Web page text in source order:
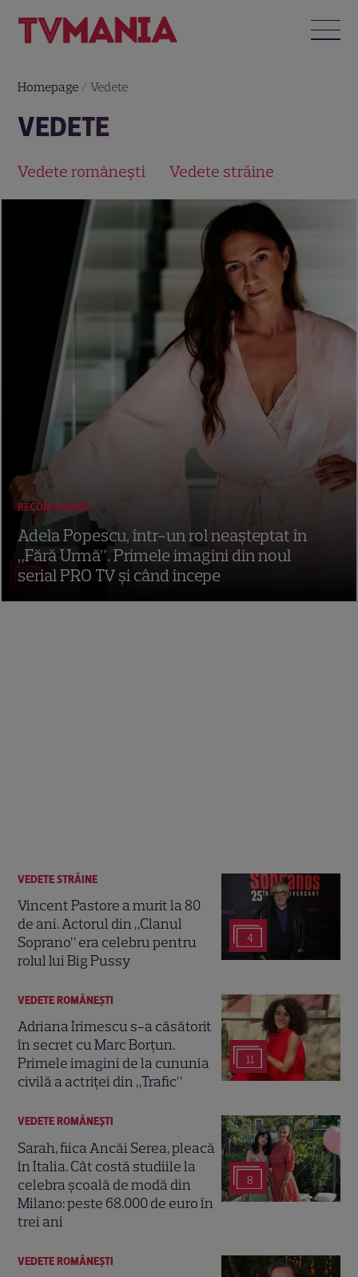
Homepage /Vedete
VEDETE
Vedete româneşti Vedete străine
4
VEDETE STRĂINE
Vincent Pastore a murit la 80
de ani. Actorul din „Clanul
Soprano” era celebru pentru
rolul lui Big Pussy
11
VEDETE ROMÂNEŞTI
Adriana Irimescu s-a căsătorit
în secret cu Marc Borțun.
Primele imagini de la cununia
civilă a actriței din „Trafic”
8
VEDETE ROMÂNEŞTI
Sarah, fiica Ancăi Serea, pleacă
în Italia. Cât costă studiile la
celebra școală de modă din
Milano: peste 68.000 de euro în
trei ani
VEDETE ROMÂNEŞTI
7
RECOMANDĂRI
Adela Popescu, într-un rol neașteptat în
„Fără Urmă”. Primele imagini din noul
serial PRO TV și când începe